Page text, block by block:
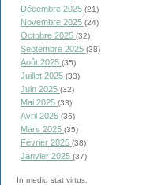
Décembre 2025 (21)
Novembre 2025 (24)
Octobre 2025 (32)
Septembre 2025 (38)
Août 2025 (35)
Juillet 2025 (33)
Juin 2025 (32)
Mai 2025 (33)
Avril 2025 (36)
Mars 2025 (35)
Février 2025 (38)
Janvier 2025 (37)
In medio stat virtus.